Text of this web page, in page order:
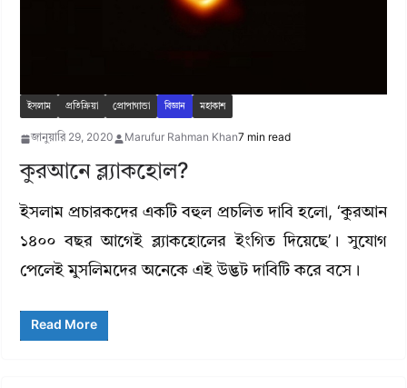
ইসলাম প্রতিক্রিয়া প্রোপাগান্ডা বিজ্ঞান মহাকাশ
জানুয়ারি 29, 2020 Marufur Rahman Khan7 min read
কুরআনে ব্ল্যাকহোল?
ইসলাম প্রচারকদের একটি বহুল প্রচলিত দাবি হলো, ‘কুরআন
১৪০০ বছর আগেই ব্ল্যাকহোলের ইংগিত দিয়েছে’। সুযোগ
পেলেই মুসলিমদের অনেকে এই উদ্ভট দাবিটি করে বসে।
Read More